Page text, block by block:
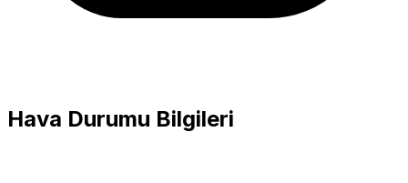
Hava Durumu Bilgileri